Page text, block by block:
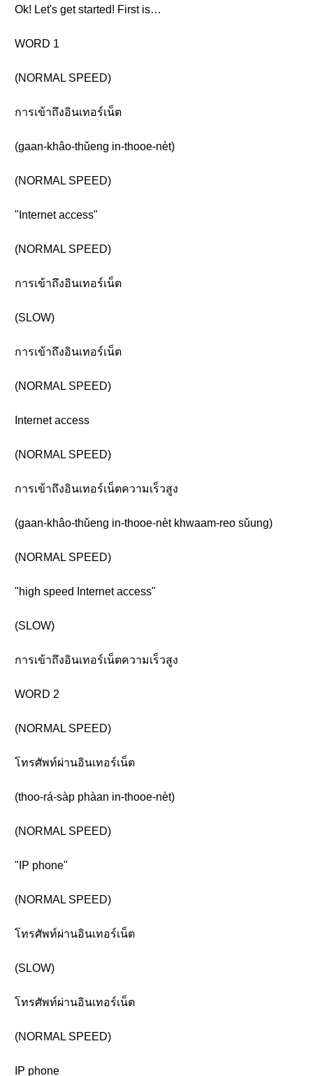
Ok! Let's get started! First is…
WORD 1
(NORMAL SPEED)
การเข้าถึงอินเทอร์เน็ต
(gaan-khâo-thǔeng in-thooe-nèt)
(NORMAL SPEED)
"Internet access"
(NORMAL SPEED)
การเข้าถึงอินเทอร์เน็ต
(SLOW)
การเข้าถึงอินเทอร์เน็ต
(NORMAL SPEED)
Internet access
(NORMAL SPEED)
การเข้าถึงอินเทอร์เน็ตความเร็วสูง
(gaan-khâo-thǔeng in-thooe-nèt khwaam-reo sǔung)
(NORMAL SPEED)
"high speed Internet access"
(SLOW)
การเข้าถึงอินเทอร์เน็ตความเร็วสูง
WORD 2
(NORMAL SPEED)
โทรศัพท์ผ่านอินเทอร์เน็ต
(thoo-rá-sàp phàan in-thooe-nèt)
(NORMAL SPEED)
"IP phone"
(NORMAL SPEED)
โทรศัพท์ผ่านอินเทอร์เน็ต
(SLOW)
โทรศัพท์ผ่านอินเทอร์เน็ต
(NORMAL SPEED)
IP phone